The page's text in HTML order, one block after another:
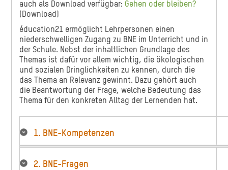
auch als Download verfügbar: Gehen oder bleiben?
(Download)
éducation21 ermöglicht Lehrpersonen einen
niederschwelligen Zugang zu BNE im Unterricht und in
der Schule. Nebst der inhaltlichen Grundlage des
Themas ist dafür vor allem wichtig, die ökologischen
und sozialen Dringlichkeiten zu kennen, durch die
das Thema an Relevanz gewinnt. Dazu gehört auch
die Beantwortung der Frage, welche Bedeutung das
Thema für den konkreten Alltag der Lernenden hat.
1. BNE-Kompetenzen
2. BNE-Fragen